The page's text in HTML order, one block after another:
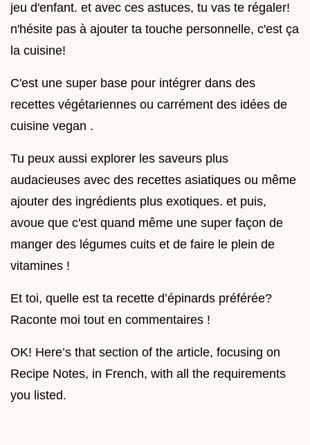
jeu d'enfant. et avec ces astuces, tu vas te régaler!
n'hésite pas à ajouter ta touche personnelle, c'est ça
la cuisine!
C'est une super base pour intégrer dans des
recettes végétariennes ou carrément des idées de
cuisine vegan .
Tu peux aussi explorer les saveurs plus
audacieuses avec des recettes asiatiques ou même
ajouter des ingrédients plus exotiques. et puis,
avoue que c'est quand même une super façon de
manger des légumes cuits et de faire le plein de
vitamines !
Et toi, quelle est ta recette d’épinards préférée?
Raconte moi tout en commentaires !
OK! Here’s that section of the article, focusing on
Recipe Notes, in French, with all the requirements
you listed.